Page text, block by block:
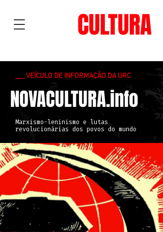
CULTURA
___ VEÍCULO DE INFORMAÇÃO DA URC
NOVACULTURA.info
Marxismo-leninismo e lutas
revolucionárias dos povos do mundo